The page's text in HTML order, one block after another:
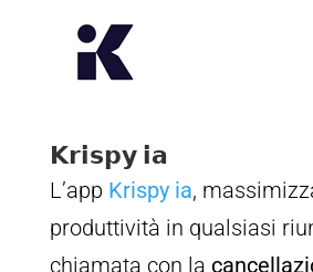
𝗞𝗿𝗶𝘀𝗽𝘆 𝗶𝗮
L’app Krispy ia,
produttività in qualsiasi
chiamata con la